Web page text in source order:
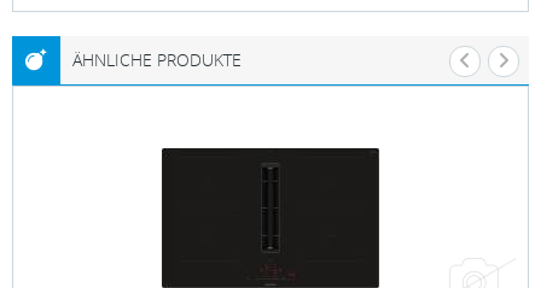
ÄHNLICHE PRODUKTE